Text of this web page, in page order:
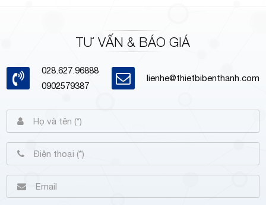
TƯ VẤN & BÁO GIÁ
028.627.96888
0902579387
lienhe@thietbibenthanh.com